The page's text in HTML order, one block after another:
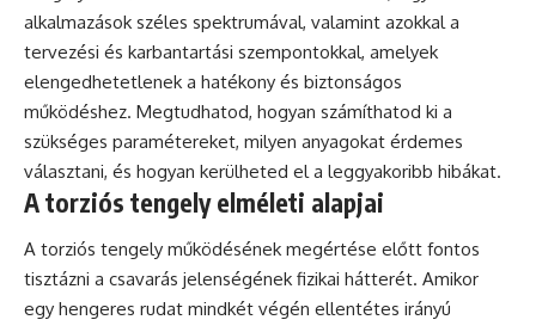
alkalmazások széles spektrumával, valamint azokkal a
tervezési és karbantartási szempontokkal, amelyek
elengedhetetlenek a hatékony és biztonságos
működéshez. Megtudhatod, hogyan számíthatod ki a
szükséges paramétereket, milyen anyagokat érdemes
választani, és hogyan kerülheted el a leggyakoribb hibákat.
A torziós tengely elméleti alapjai
A torziós tengely működésének megértése előtt fontos
tisztázni a csavarás jelenségének fizikai hátterét. Amikor
egy hengeres rudat mindkét végén ellentétes irányú